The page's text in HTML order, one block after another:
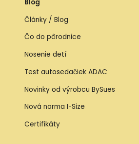
Blog
Články / Blog
Čo do pôrodnice
Nosenie detí
Test autosedačiek ADAC
Novinky od výrobcu BySues
Nová norma I-Size
Certifikáty